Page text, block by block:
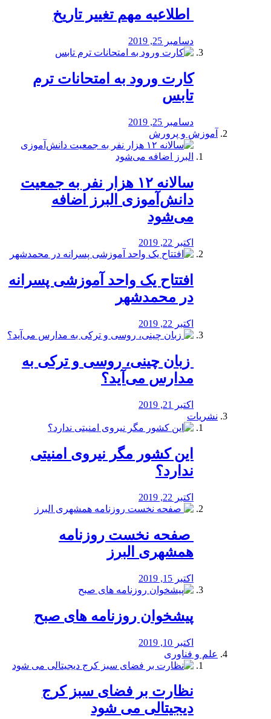
️ اطلاعیه مهم تغییر تاریخ
دسامبر 25, 2019
کارت ورود به امتحانات ترم
تابس
دسامبر 25, 2019
آموزش و پرورش
️سالانه ۱۲ هزار نفر به جمعیت
دانش‌آموزی البرز اضافه
می‌شود
اکتبر 22, 2019
افتتاح یک واحد آموزشی پسرانه
در محمدشهر
اکتبر 22, 2019
️ زبان چینی، روسی و ترکی به
مدارس می‌آید؟
اکتبر 21, 2019
نشریات
این کشور مگر نیروی امنیتی
ندارد؟
اکتبر 22, 2019
️ صفحه نخست روزنامه‌
همشهری البرز
اکتبر 15, 2019
پیشخوان روزنامه های صبح
اکتبر 10, 2019
علم و فناوری
نظارت بر فضای سبز کرج
دیجیتالی می شود